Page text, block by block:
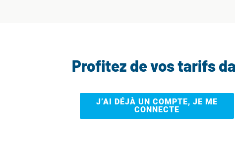
Profitez de vos tarifs
J’AI DÉJÀ UN COMPTE, JE ME
CONNECTE